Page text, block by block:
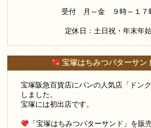
受付 月～金 ９時～１７
定休日：土日祝・年末年
宝塚はちみつバターサン
宝塚阪急百貨店にパンの人気店「ドン
しました。
宝塚には初出店です。
「宝塚はちみつバターサンド」を販